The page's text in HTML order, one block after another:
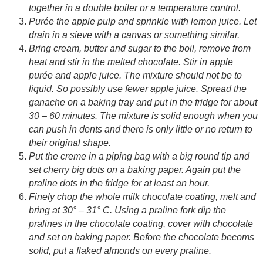
together in a double boiler or a temperature control.
Purée the apple pulp and sprinkle with lemon juice. Let
drain in a sieve with a canvas or something similar.
Bring cream, butter and sugar to the boil, remove from
heat and stir in the melted chocolate. Stir in apple
purée and apple juice. The mixture should not be to
liquid. So possibly use fewer apple juice. Spread the
ganache on a baking tray and put in the fridge for about
30 – 60 minutes. The mixture is solid enough when you
can push in dents and there is only little or no return to
their original shape.
Put the creme in a piping bag with a big round tip and
set cherry big dots on a baking paper. Again put the
praline dots in the fridge for at least an hour.
Finely chop the whole milk chocolate coating, melt and
bring at 30° – 31° C. Using a praline fork dip the
pralines in the chocolate coating, cover with chocolate
and set on baking paper. Before the chocolate becoms
solid, put a flaked almonds on every praline.